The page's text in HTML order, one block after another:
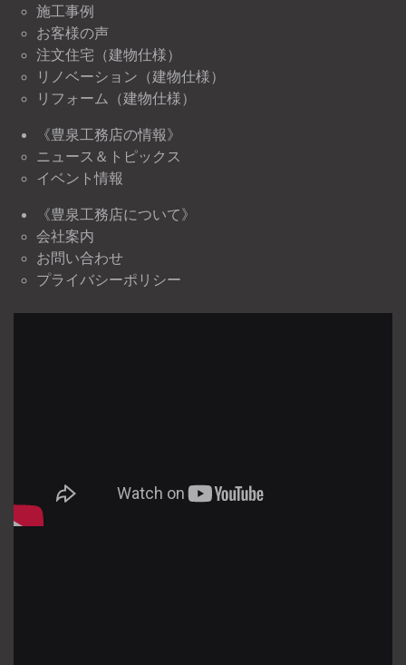
施工事例
お客様の声
注文住宅（建物仕様）
リノベーション（建物仕様）
リフォーム（建物仕様）
《豊泉工務店の情報》
ニュース＆トピックス
イベント情報
《豊泉工務店について》
会社案内
お問い合わせ
プライバシーポリシー